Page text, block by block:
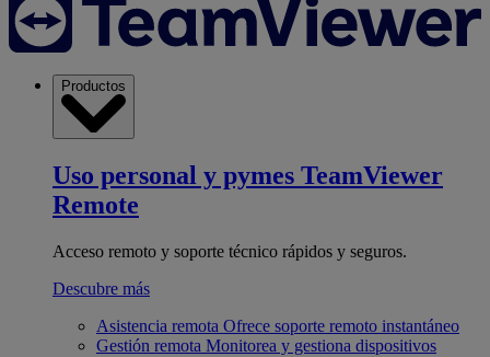
Productos
Uso personal y pymes TeamViewer
Remote
Acceso remoto y soporte técnico rápidos y seguros.
Descubre más
Asistencia remota Ofrece soporte remoto instantáneo
Gestión remota Monitorea y gestiona dispositivos